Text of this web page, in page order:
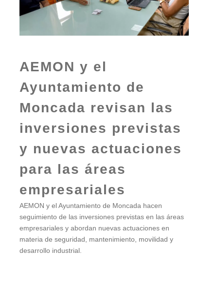
AEMON y el
Ayuntamiento de
Moncada revisan las
inversiones previstas
y nuevas actuaciones
para las áreas
empresariales
AEMON y el Ayuntamiento de Moncada hacen
seguimiento de las inversiones previstas en las áreas
empresariales y abordan nuevas actuaciones en
materia de seguridad, mantenimiento, movilidad y
desarrollo industrial.